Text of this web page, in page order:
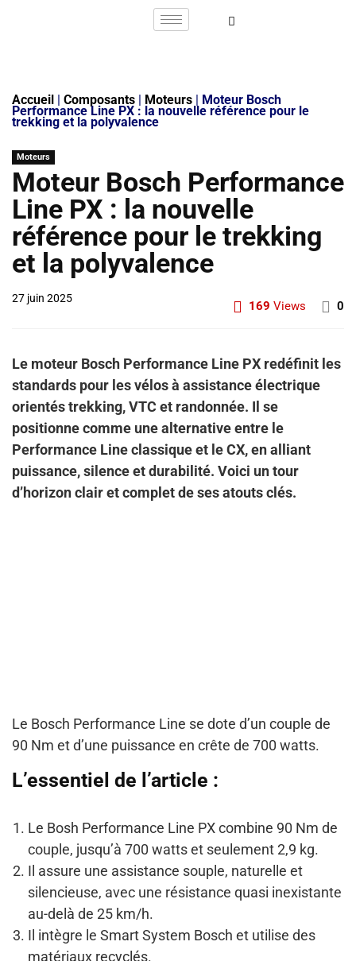
Accueil | Composants | Moteurs | Moteur Bosch
Performance Line PX : la nouvelle référence pour le
trekking et la polyvalence
Moteurs
Moteur Bosch Performance
Line PX : la nouvelle
référence pour le trekking
et la polyvalence
27 juin 2025
169 Views 0
Le moteur Bosch Performance Line PX redéfinit les
standards pour les vélos à assistance électrique
orientés trekking, VTC et randonnée. Il se
positionne comme une alternative entre le
Performance Line classique et le CX, en alliant
puissance, silence et durabilité. Voici un tour
d’horizon clair et complet de ses atouts clés.
Le Bosch Performance Line se dote d’un couple de
90 Nm et d’une puissance en crête de 700 watts.
L’essentiel de l’article :
Le Bosh Performance Line PX combine 90 Nm de
couple, jusqu’à 700 watts et seulement 2,9 kg.
Il assure une assistance souple, naturelle et
silencieuse, avec une résistance quasi inexistante
au-delà de 25 km/h.
Il intègre le Smart System Bosch et utilise des
matériaux recyclés.